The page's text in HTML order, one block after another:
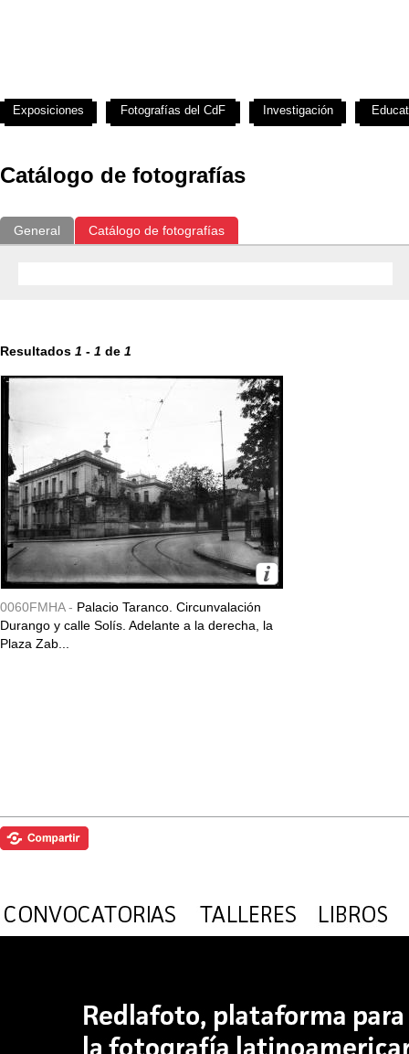
Catálogo de fotografías
General Catálogo de fotografías
Resultados 1 - 1 de 1
0060FMHA - Palacio Taranco. Circunvalación
Durango y calle Solís. Adelante a la derecha, la
Plaza Zab...
Exposiciones Fotografías del CdF Investigación